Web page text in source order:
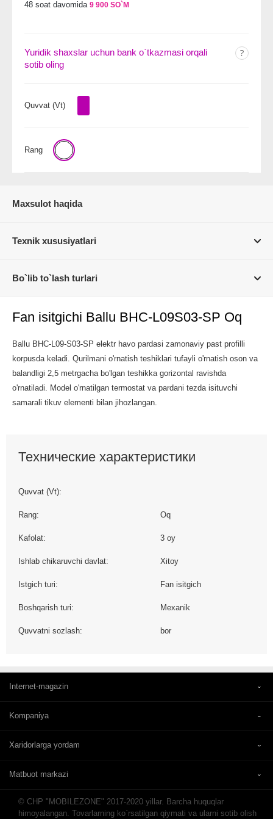
48 soat davomida 9 900 SO`M
Yuridik shaxslar uchun bank o`tkazmasi orqali
sotib oling
Quvvat (Vt)
Rang
Maxsulot haqida
Texnik xususiyatlari
Bo`lib to`lash turlari
Fan isitgichi Ballu BHC-L09S03-SP Oq
Ballu BHC-L09-S03-SP elektr havo pardasi zamonaviy past profilli
korpusda keladi. Qurilmani o'rnatish teshiklari tufayli o'rnatish oson va
balandligi 2,5 metrgacha bo'lgan teshikka gorizontal ravishda
o'rnatiladi. Model o'rnatilgan termostat va pardani tezda isituvchi
samarali tikuv elementi bilan jihozlangan.
Технические характеристики
Quvvat (Vt):
Rang: Oq
Kafolat: 3 oy
Ishlab chikaruvchi davlat: Xitoy
Istgich turi: Fan isitgich
Boshqarish turi: Mexanik
Quvvatni sozlash: bor
Internet-magazin
Kompaniya
Xaridorlarga yordam
Matbuot markazi
© CHP "MOBILEZONE" 2017-2020 yillar. Barcha huquqlar
himoyalangan. Tovarlarning ko`rsatilgan qiymati va ularni sotib olish